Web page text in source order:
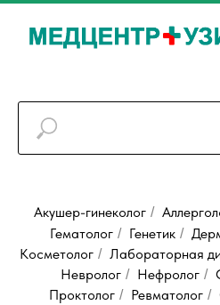
Акушер-гинеколог /
Гематолог / Генетик /
Косметолог / Лабораторная
Невролог / Нефролог /
Проктолог / Ревматолог /